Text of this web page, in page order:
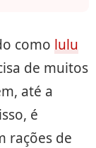
como lulu
de muitos
até a
é
rações de